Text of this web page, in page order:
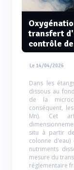
transfert
contrôle
Le 14/04/2026
Dans les
dissous au
de la
conséquent,
Mn). Cet
situ à partir
colonne d'eau)
nutriments
mesure du
réglementaire